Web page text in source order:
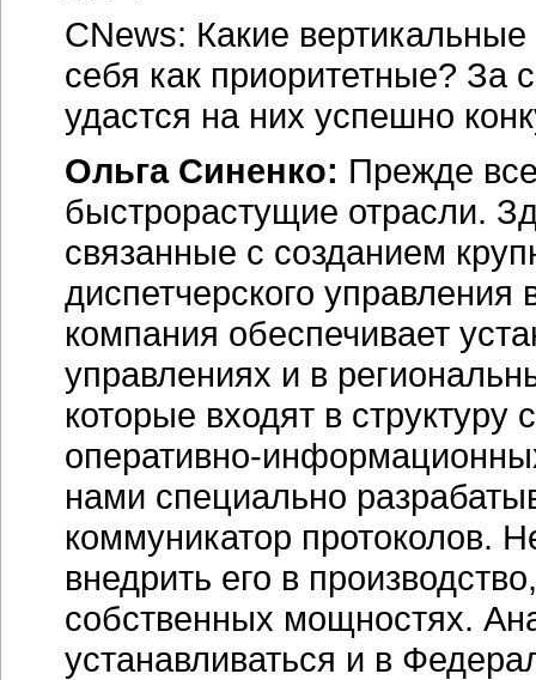
CNews: Какие
себя как приоритетные? За
удастся на них успешно
Ольга Синенко: Прежде
быстрорастущие отрасли.
связанные с созданием
диспетчерского
компания обеспечивает
управлениях и в
которые входят в
оперативно-
нами специально
коммуникатор протоколов.
внедрить его в
собственных мощностях.
устанавливаться и в